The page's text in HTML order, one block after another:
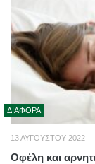
ΔΙΆΦΟΡΑ
13 ΑΥΓΟΎΣΤΟΥ 2022
Οφέλη και